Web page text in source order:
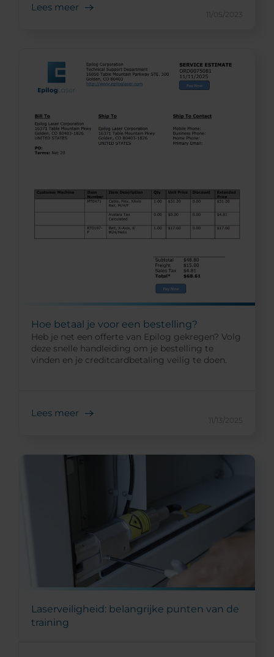
Lees meer
11/05/2023
Hoe betaal je voor een bestelling?
Heb je net een offerte van Epilog gekregen? Volg
deze snelle handleiding om je bestelling te
vinden en je creditcardbetaling veilig te doen.
Lees meer
11/13/2025
Laserveiligheid: belangrijke punten van de
training